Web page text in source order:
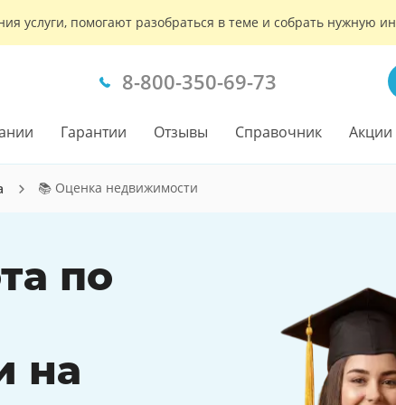
услуги, помогают разобраться в теме и собрать
8-800-350-69-73
Гарантии Отзывы Справочник Акции
📚 Оценка недвижимости
по
на